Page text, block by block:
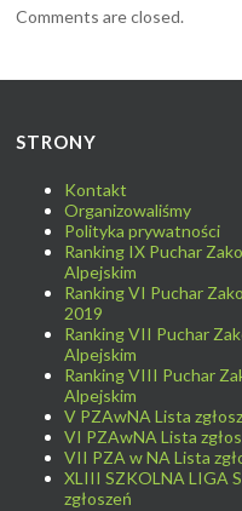
Comments are closed.
STRONY
Kontakt
Organizowaliśmy
Polityka prywatności
Ranking IX Puchar
Alpejskim
Ranking VI Puchar
2019
Ranking VII Puchar
Alpejskim
Ranking VIII Puchar
Alpejskim
V PZAwNA Lista
VI PZAwNA Lista
VII PZA w NA Lista
XLIII SZKOLNA LIGA
zgłoszeń